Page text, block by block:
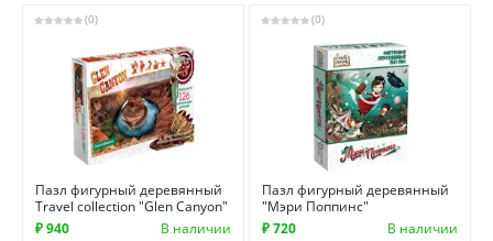
(0)
Пазл фигурный деревянный
Travel collection "Glen Canyon"
₽ 940
В наличии
(0)
Пазл фигурный деревянный
"Мэри Поппинс"
₽ 720
В наличии